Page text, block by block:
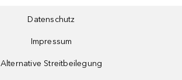
Datenschutz
Impressum
Alternative Streitbeilegung